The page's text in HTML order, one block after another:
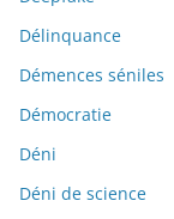
Délinquance
Démences séniles
Démocratie
Déni
Déni de science